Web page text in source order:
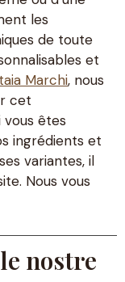
les
de toute
et
Marchi, nous
cet
vous êtes
ingrédients et
variantes, il
Nous vous
nostre